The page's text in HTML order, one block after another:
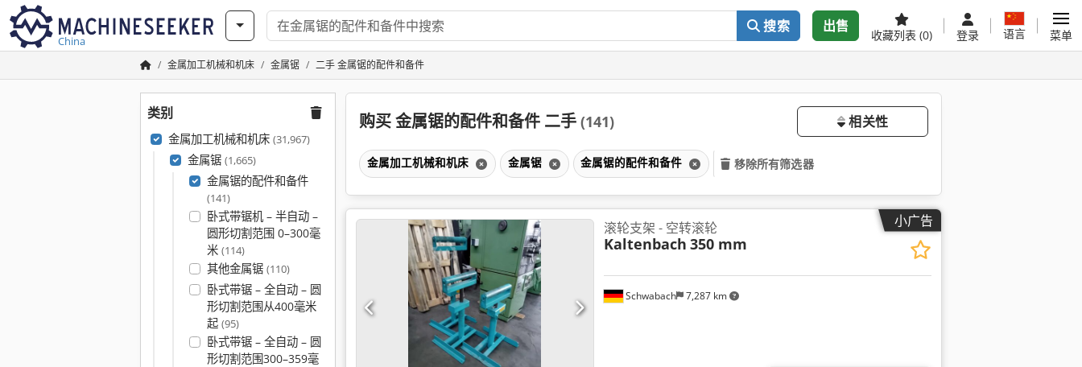
China
搜索 出售
收藏列表 (0) 登录 语言 菜单
金属加工机械和机床 金属锯 二手 金属锯的配件和备件
类别
金属加工机械和机床 (31,967)
金属锯 (1,665)
金属锯的配件和备件
(141)
卧式带锯机 – 半自动 –
圆形切割范围 0–300毫
米 (114)
其他金属锯 (110)
卧式带锯 – 全自动 – 圆
形切割范围从400毫米
起 (95)
卧式带锯 – 全自动 – 圆
形切割范围300–359毫
购买 金属锯的配件和备件 二手 (141) 相关性
金属加工机械和机床 金属锯 金属锯的配件和备件 移除所有筛选器
小广告
Schwabach 7,287 km
滚轮支架 - 空转滚轮
Kaltenbach 350 mm